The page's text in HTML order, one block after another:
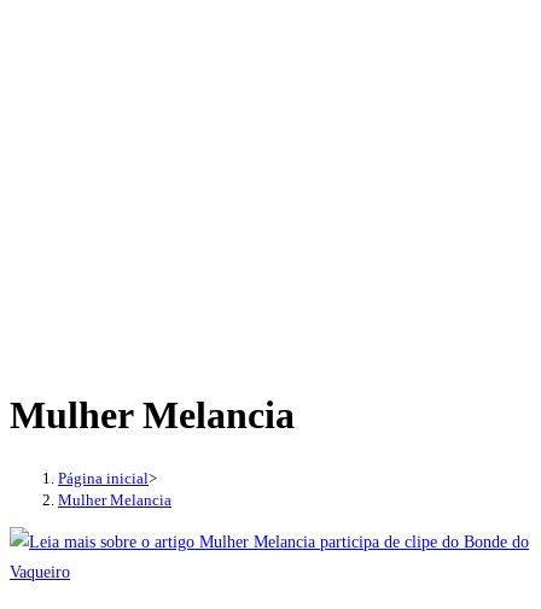
Mulher Melancia
Página inicial>
Mulher Melancia